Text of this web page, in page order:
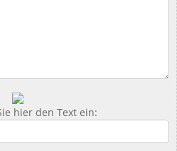
hier den Text ein: